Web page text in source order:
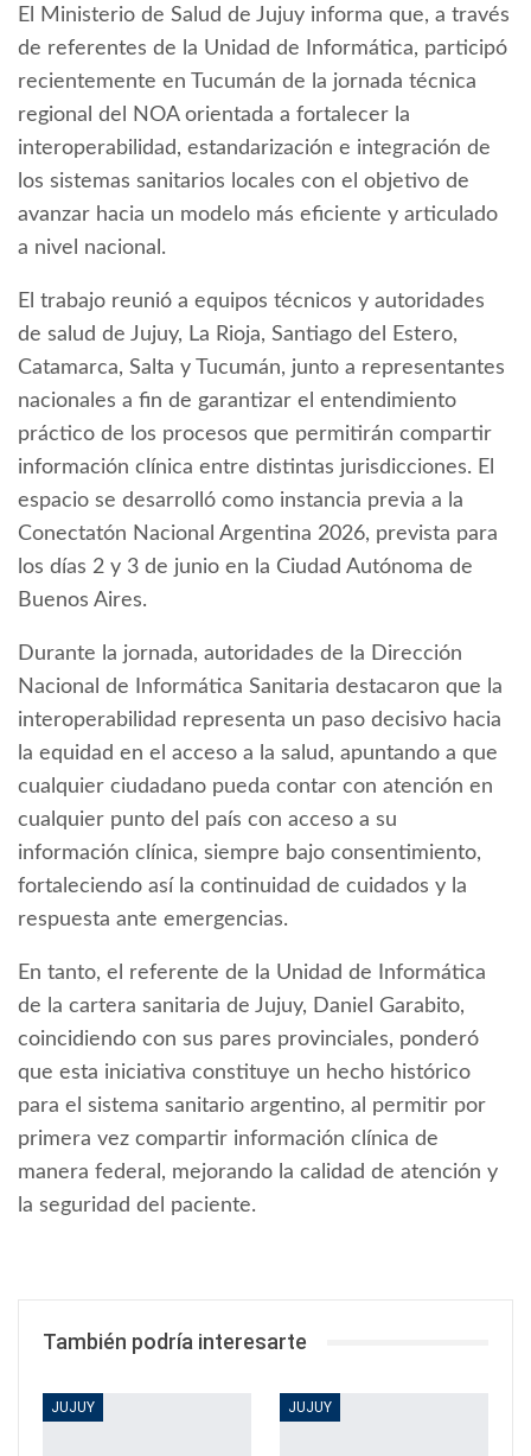
El Ministerio de Salud de Jujuy informa que, a través
de referentes de la Unidad de Informática, participó
recientemente en Tucumán de la jornada técnica
regional del NOA orientada a fortalecer la
interoperabilidad, estandarización e integración de
los sistemas sanitarios locales con el objetivo de
avanzar hacia un modelo más eficiente y articulado
a nivel nacional.
El trabajo reunió a equipos técnicos y autoridades
de salud de Jujuy, La Rioja, Santiago del Estero,
Catamarca, Salta y Tucumán, junto a representantes
nacionales a fin de garantizar el entendimiento
práctico de los procesos que permitirán compartir
información clínica entre distintas jurisdicciones. El
espacio se desarrolló como instancia previa a la
Conectatón Nacional Argentina 2026, prevista para
los días 2 y 3 de junio en la Ciudad Autónoma de
Buenos Aires.
Durante la jornada, autoridades de la Dirección
Nacional de Informática Sanitaria destacaron que la
interoperabilidad representa un paso decisivo hacia
la equidad en el acceso a la salud, apuntando a que
cualquier ciudadano pueda contar con atención en
cualquier punto del país con acceso a su
información clínica, siempre bajo consentimiento,
fortaleciendo así la continuidad de cuidados y la
respuesta ante emergencias.
En tanto, el referente de la Unidad de Informática
de la cartera sanitaria de Jujuy, Daniel Garabito,
coincidiendo con sus pares provinciales, ponderó
que esta iniciativa constituye un hecho histórico
para el sistema sanitario argentino, al permitir por
primera vez compartir información clínica de
manera federal, mejorando la calidad de atención y
la seguridad del paciente.
También podría interesarte
JUJUY JUJUY